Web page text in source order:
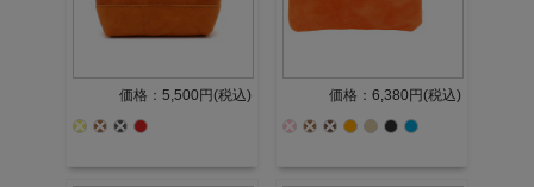
価格：5,500円(税込) 価格：6,380円(税込)